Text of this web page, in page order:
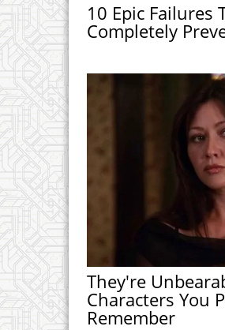
10 Epic Failures
Completely
They're
Characters You
Remember